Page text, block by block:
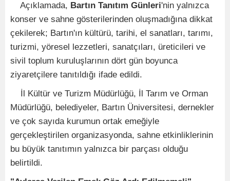
Açıklamada, Bartın Tanıtım Günleri'nin yalnızca
konser ve sahne gösterilerinden oluşmadığına dikkat
çekilerek; Bartın'ın kültürü, tarihi, el sanatları, tarımı,
turizmi, yöresel lezzetleri, sanatçıları, üreticileri ve
sivil toplum kuruluşlarının dört gün boyunca
ziyaretçilere tanıtıldığı ifade edildi.
İl Kültür ve Turizm Müdürlüğü, İl Tarım ve Orman
Müdürlüğü, belediyeler, Bartın Üniversitesi, dernekler
ve çok sayıda kurumun ortak emeğiyle
gerçekleştirilen organizasyonda, sahne etkinliklerinin
bu büyük tanıtımın yalnızca bir parçası olduğu
belirtildi.